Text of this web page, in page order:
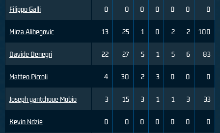
Filippo Galli
Mirza Alibegovic
Davide Denegri
Matteo Piccoli
Joseph yantchoue Mobio
Kevin Ndzie
0 0 0 0 0 0 0
13 25 1 0 2 2 100
22 27 5 1 5 6 83
4 30 2 3 0 0 0
3 15 3 1 1 3 33
0 0 0 0 0 0 0